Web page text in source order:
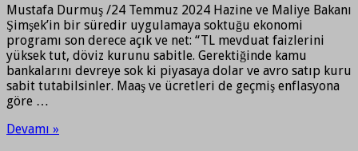
Mustafa Durmuş /24 Temmuz 2024 Hazine ve Maliye Bakanı
Şimşek’in bir süredir uygulamaya soktuğu ekonomi
programı son derece açık ve net: “TL mevduat faizlerini
yüksek tut, döviz kurunu sabitle. Gerektiğinde kamu
bankalarını devreye sok ki piyasaya dolar ve avro satıp kuru
sabit tutabilsinler. Maaş ve ücretleri de geçmiş enflasyona
göre …
Devamı »